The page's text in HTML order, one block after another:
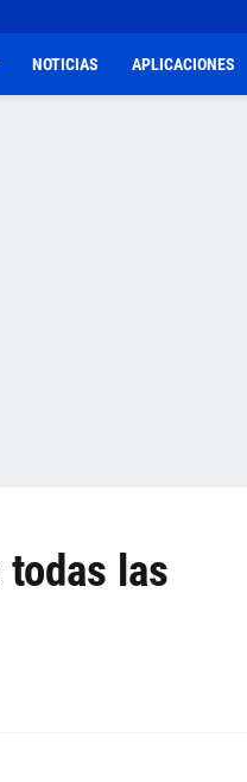
NOTICIAS APLICACIONES
las